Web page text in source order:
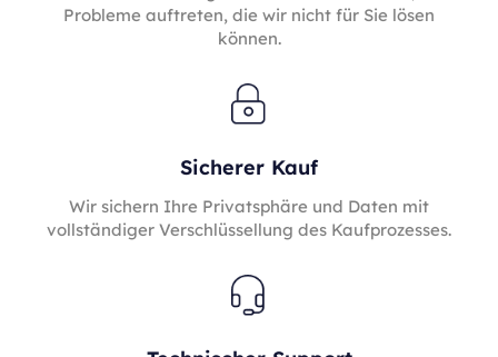
Probleme auftreten, die wir nicht für Sie lösen
können.
Sicherer Kauf
Wir sichern Ihre Privatsphäre und Daten mit
vollständiger Verschlüssellung des Kaufprozesses.